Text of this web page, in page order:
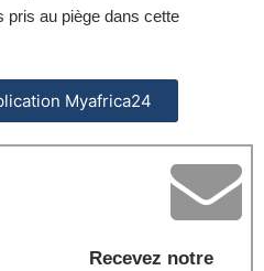
pris au piège dans cette
Myafrica24
Recevez notre